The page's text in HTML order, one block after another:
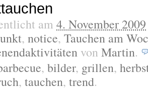
am 4. November 2009
, notice, Tauchen am
von Martin.
, bilder, grillen,
, tauchen, trend.